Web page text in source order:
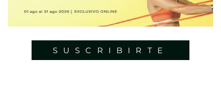
SUSCRIBIRTE